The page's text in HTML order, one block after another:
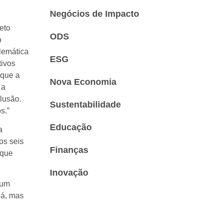
a
seis
mas
Negócios de Impacto
ODS
ESG
Nova Economia
Sustentabilidade
Educação
Finanças
Inovação